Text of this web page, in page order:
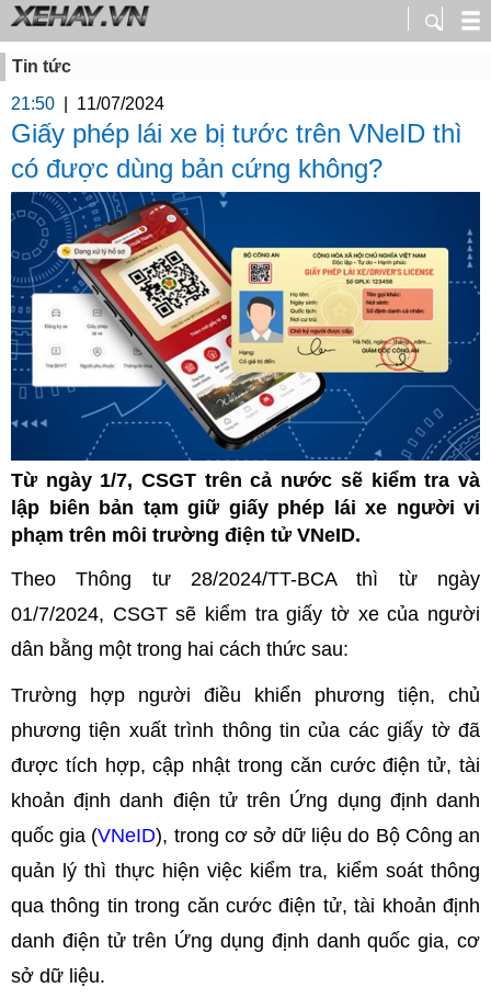
Tin tức
21:50
11/07/2024
Giấy phép lái xe bị tước trên VNeID thì
có được dùng bản cứng không?
Từ ngày 1/7, CSGT trên cả nước sẽ kiểm tra và
lập biên bản tạm giữ giấy phép lái xe người vi
phạm trên môi trường điện tử VNeID.
Theo Thông tư 28/2024/TT-BCA thì từ ngày
01/7/2024, CSGT sẽ kiểm tra giấy tờ xe của người
dân bằng một trong hai cách thức sau:
Trường hợp người điều khiển phương tiện, chủ
phương tiện xuất trình thông tin của các giấy tờ đã
được tích hợp, cập nhật trong căn cước điện tử, tài
khoản định danh điện tử trên Ứng dụng định danh
quốc gia (VNeID), trong cơ sở dữ liệu do Bộ Công an
quản lý thì thực hiện việc kiểm tra, kiểm soát thông
qua thông tin trong căn cước điện tử, tài khoản định
danh điện tử trên Ứng dụng định danh quốc gia, cơ
sở dữ liệu.